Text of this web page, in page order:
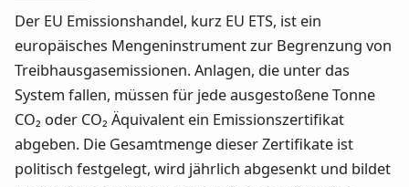
Der EU Emissionshandel, kurz EU ETS, ist ein
europäisches Mengeninstrument zur Begrenzung von
Treibhausgasemissionen. Anlagen, die unter das
System fallen, müssen für jede ausgestoßene Tonne
CO₂ oder CO₂ Äquivalent ein Emissionszertifikat
abgeben. Die Gesamtmenge dieser Zertifikate ist
politisch festgelegt, wird jährlich abgesenkt und bildet